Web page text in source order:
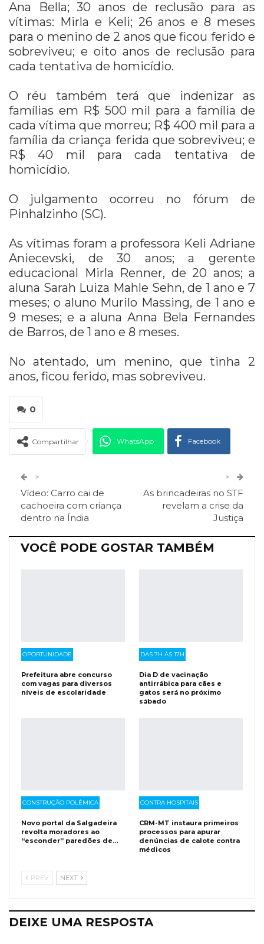
Ana Bella; 30 anos de reclusão para as
vítimas: Mirla e Keli; 26 anos e 8 meses
para o menino de 2 anos que ficou ferido e
sobreviveu; e oito anos de reclusão para
cada tentativa de homicídio.
O réu também terá que indenizar as
famílias em R$ 500 mil para a família de
cada vítima que morreu; R$ 400 mil para a
família da criança ferida que sobreviveu; e
R$ 40 mil para cada tentativa de
homicídio.
O julgamento ocorreu no fórum de
Pinhalzinho (SC).
As vítimas foram a professora Keli Adriane
Aniecevski, de 30 anos; a gerente
educacional Mirla Renner, de 20 anos; a
aluna Sarah Luiza Mahle Sehn, de 1 ano e 7
meses; o aluno Murilo Massing, de 1 ano e
9 meses; e a aluna Anna Bela Fernandes
de Barros, de 1 ano e 8 meses.
No atentado, um menino, que tinha 2
anos, ficou ferido, mas sobreviveu.
0
Compartilhar WhatsApp Facebook
>
Vídeo: Carro cai de
cachoeira com criança
dentro na Índia
>
As brincadeiras no STF
revelam a crise da
Justiça
VOCÊ PODE GOSTAR TAMBÉM
OPORTUNIDADE
Prefeitura abre concurso
com vagas para diversos
níveis de escolaridade
DAS 7H ÀS 17H
Dia D de vacinação
antirrábica para cães e
gatos será no próximo
sábado
CONSTRUÇÃO POLÊMICA
Novo portal da Salgadeira
revolta moradores ao
“esconder” paredões de…
CONTRA HOSPITAIS
CRM-MT instaura primeiros
processos para apurar
denúncias de calote contra
médicos
PREV NEXT
DEIXE UMA RESPOSTA